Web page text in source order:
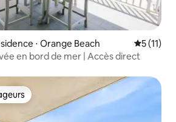
⋅ Orange Beach
5 (11)
en bord de mer | Accès direct